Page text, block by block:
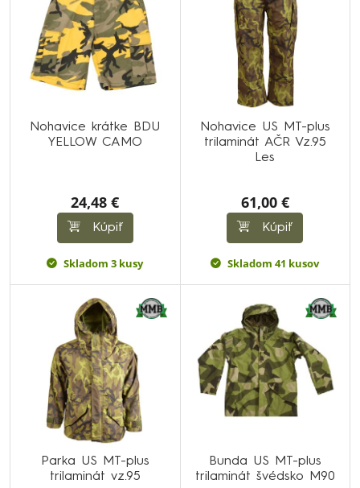
Nohavice krátke BDU
YELLOW CAMO
24,48 €
Kúpiť
Skladom 3 kusy
Nohavice US MT-plus
trilaminát AČR Vz.95
Les
61,00 €
Kúpiť
Skladom 41 kusov
Parka US MT-plus
trilaminát vz.95
Bunda US MT-plus
trilaminát švédsko M90